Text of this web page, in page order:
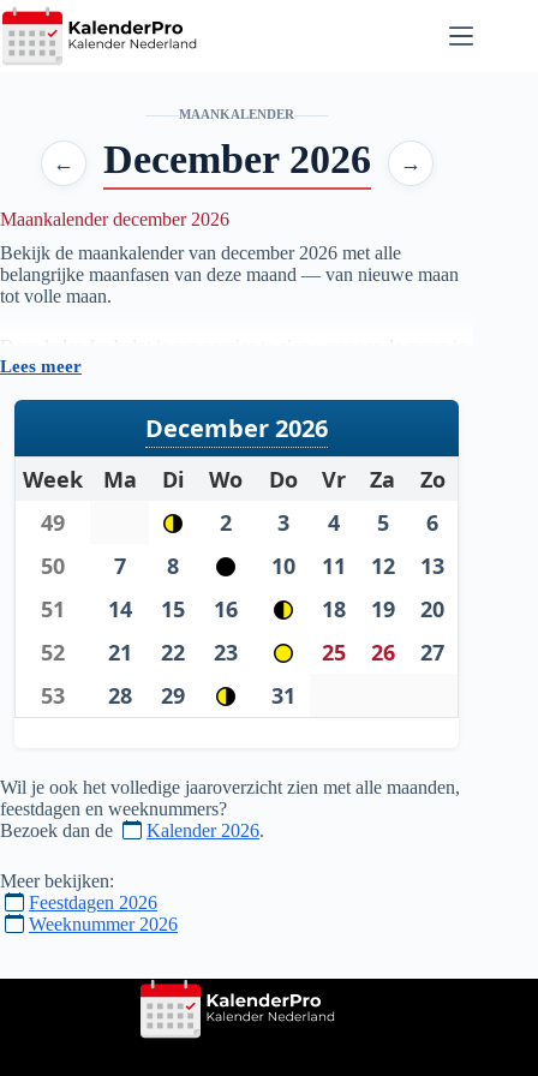
Ga
naar
de
MAANKALENDER
← December 2026 →
Maankalender december 2026
Bekijk de maankalender van december 2026 met alle
belangrijke maanfasen van deze maand — van nieuwe maan
tot volle maan.
Deze kalender helpt je om precies te zien wanneer de maan in
welke fase staat, handig voor iedereen die geïnteresseerd is in
weten wanneer de volgende volle maan zichtbaar is.
De gegevens worden automatisch bijgewerkt en zijn
gebaseerd op betrouwbare astronomische berekeningen. Zo
maand.
Lees meer
December 2026
Week Ma Di Wo Do Vr Za
Zo
49
2 3 4 5
6
50
7 8 10 11 12
13
51
14 15 16 18 19
20
52
21 22 23 25 26
27
53
28 29 31
Wil je ook het volledige jaaroverzicht zien met alle maanden,
feestdagen en weeknummers?
Bezoek dan de
Kalender 2026.
Meer bekijken:
Feestdagen 2026
Weeknummer 2026